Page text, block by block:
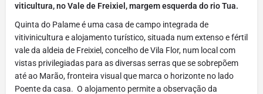
viticultura, no Vale de Freixiel, margem esquerda do rio Tua.
Quinta do Palame é uma casa de campo integrada de
vitivinicultura e alojamento turístico, situada num extenso e fértil
vale da aldeia de Freixiel, concelho de Vila Flor, num local com
vistas privilegiadas para as diversas serras que se sobrepõem
até ao Marão, fronteira visual que marca o horizonte no lado
Poente da casa. O alojamento permite a observação da